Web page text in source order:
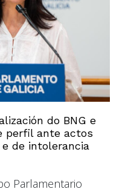
do BNG e
perfil ante actos
de intolerancia
Parlamentario